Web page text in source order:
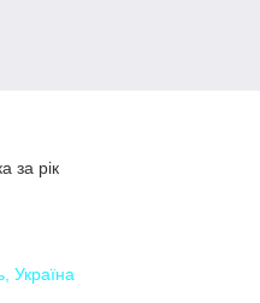
за рік
Україна